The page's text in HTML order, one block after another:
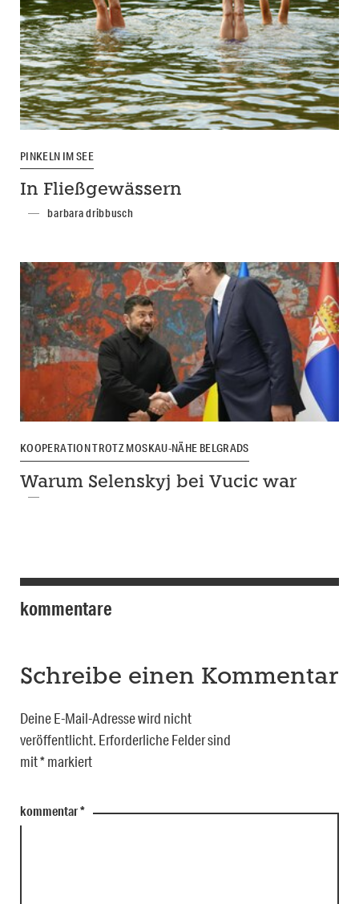
PINKELN IM SEE
In Fließgewässern
barbara dribbusch
KOOPERATION TROTZ MOSKAU-NÄHE BELGRADS
Warum Selenskyj bei Vucic war
kommentare
Schreibe einen Kommentar
Deine E-Mail-Adresse wird nicht
veröffentlicht. Erforderliche Felder sind
mit*markiert
kommentar*